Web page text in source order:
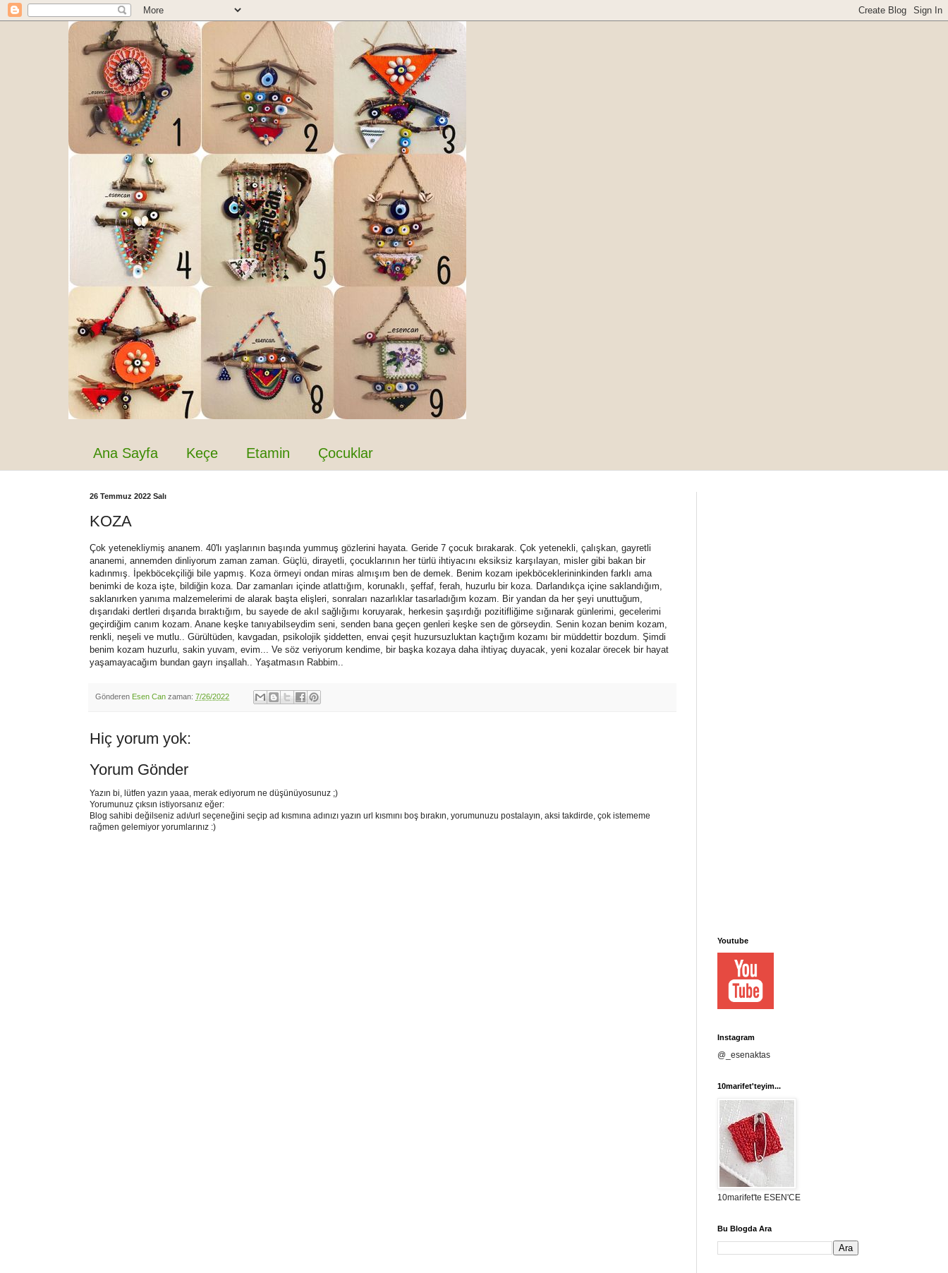
Ana Sayfa Keçe Etamin Çocuklar
26 Temmuz 2022 Salı
KOZA
Çok yetenekliymiş ananem. 40'lı yaşlarının başında yummuş gözlerini hayata. Geride 7 çocuk bırakarak. Çok yetenekli, çalışkan, gayretli
ananemi, annemden dinliyorum zaman zaman. Güçlü, dirayetli, çocuklarının her türlü ihtiyacını eksiksiz karşılayan, misler gibi bakan bir
kadınmış. İpekböcekçiliği bile yapmış. Koza örmeyi ondan miras almışım ben de demek. Benim kozam ipekböceklerininkinden farklı ama
benimki de koza işte, bildiğin koza. Dar zamanları içinde atlattığım, korunaklı, şeffaf, ferah, huzurlu bir koza. Darlandıkça içine saklandığım,
saklanırken yanıma malzemelerimi de alarak başta elişleri, sonraları nazarlıklar tasarladığım kozam. Bir yandan da her şeyi unuttuğum,
dışarıdaki dertleri dışarıda bıraktığım, bu sayede de akıl sağlığımı koruyarak, herkesin şaşırdığı pozitifliğime sığınarak günlerimi, gecelerimi
geçirdiğim canım kozam. Anane keşke tanıyabilseydim seni, senden bana geçen genleri keşke sen de görseydin. Senin kozan benim kozam,
renkli, neşeli ve mutlu.. Gürültüden, kavgadan, psikolojik şiddetten, envai çeşit huzursuzluktan kaçtığım kozamı bir müddettir bozdum. Şimdi
benim kozam huzurlu, sakin yuvam, evim... Ve söz veriyorum kendime, bir başka kozaya daha ihtiyaç duyacak, yeni kozalar örecek bir hayat
yaşamayacağım bundan gayrı inşallah.. Yaşatmasın Rabbim..
Gönderen Esen Can zaman: 7/26/2022
Hiç yorum yok:
Yorum Gönder
Yazın bi, lütfen yazın yaaa, merak ediyorum ne düşünüyosunuz ;)
Yorumunuz çıksın istiyorsanız eğer:
Blog sahibi değilseniz adı/url seçeneğini seçip ad kısmına adınızı yazın url kısmını boş bırakın, yorumunuzu postalayın, aksi takdirde, çok istememe
rağmen gelemiyor yorumlarınız :)
Youtube
Instagram
@_esenaktas
10marifet'teyim...
10marifet'te ESEN'CE
Bu Blogda Ara